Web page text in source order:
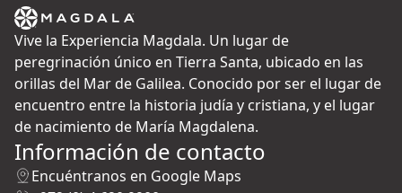
Vive la Experiencia Magdala. Un lugar de
peregrinación único en Tierra Santa, ubicado en las
orillas del Mar de Galilea. Conocido por ser el lugar de
encuentro entre la historia judía y cristiana, y el lugar
de nacimiento de María Magdalena.
Información de contacto
Encuéntranos en Google Maps